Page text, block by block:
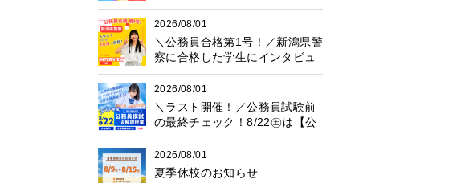
メ♪プレゼント抽選会も開催中！
2026/08/01
＼公務員合格第1号！／新潟県警
察に合格した学生にインタビュ
ー！
2026/08/01
＼ラスト開催！／公務員試験前
の最終チェック！8/22㊏は【公
務員模試】に参加しよう♪
2026/08/01
夏季休校のお知らせ